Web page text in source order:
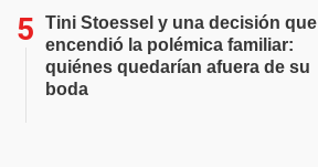
Tini Stoessel y una decisión que
encendió la polémica familiar:
quiénes quedarían afuera de su
boda